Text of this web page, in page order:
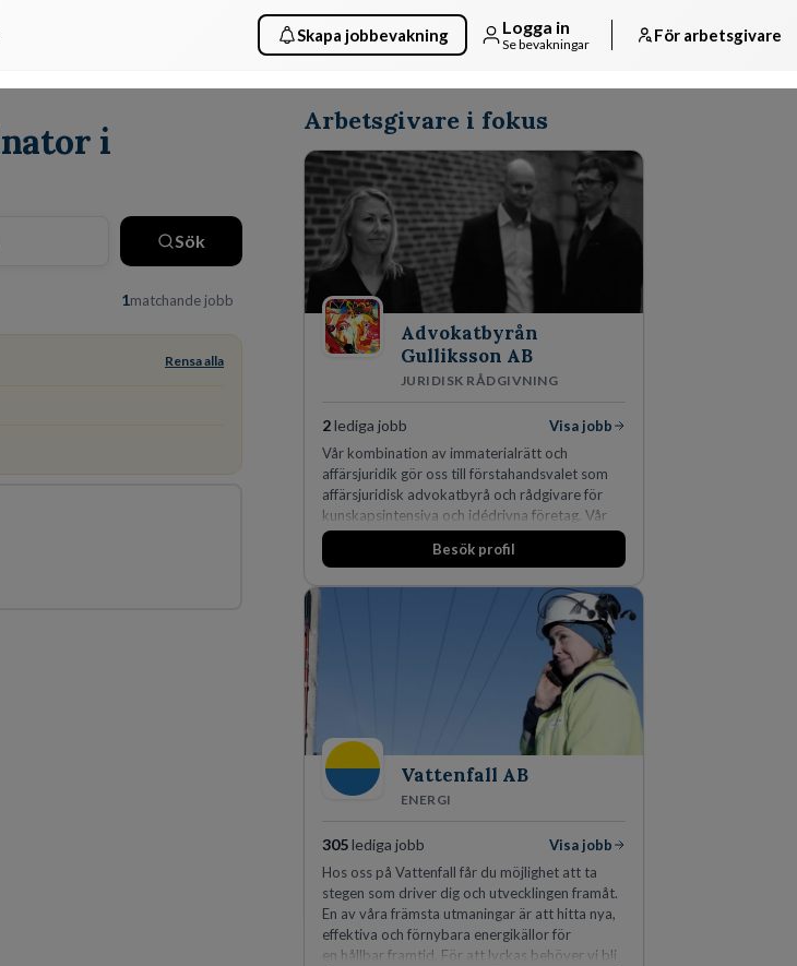
Skapa jobbevakning Logga in
Se bevakningar För arbetsgivare
i
Sök
1matchande jobb
Rensa alla
Arbetsgivare i fokus
Advokatbyrån
Gulliksson AB
JURIDISK RÅDGIVNING
2lediga jobb
Visa jobb
Vår kombination av immaterialrätt och
affärsjuridik gör oss till förstahandsvalet som
affärsjuridisk advokatbyrå och rådgivare för
kunskapsintensiva och idédrivna företag. Vår
expertis inom IP-tillgångar har gett oss en
marknadsledande position. Våra klienter väljer
skydda, utveckla och kommersialisera
Besök profil
Vattenfall AB
ENERGI
305lediga jobb
Visa jobb
Hos oss på Vattenfall får du möjlighet att ta
stegen som driver dig och utvecklingen framåt.
En av våra främsta utmaningar är att hitta nya,
effektiva och förnybara energikällor för
en hållbar framtid. För att lyckas behöver vi bli